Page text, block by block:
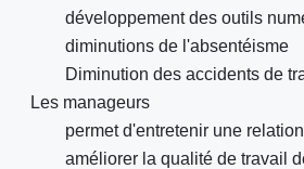
développement des outils
diminutions de l'absentéisme
Diminution des accidents de
Les manageurs
permet d'entretenir une
améliorer la qualité de travail